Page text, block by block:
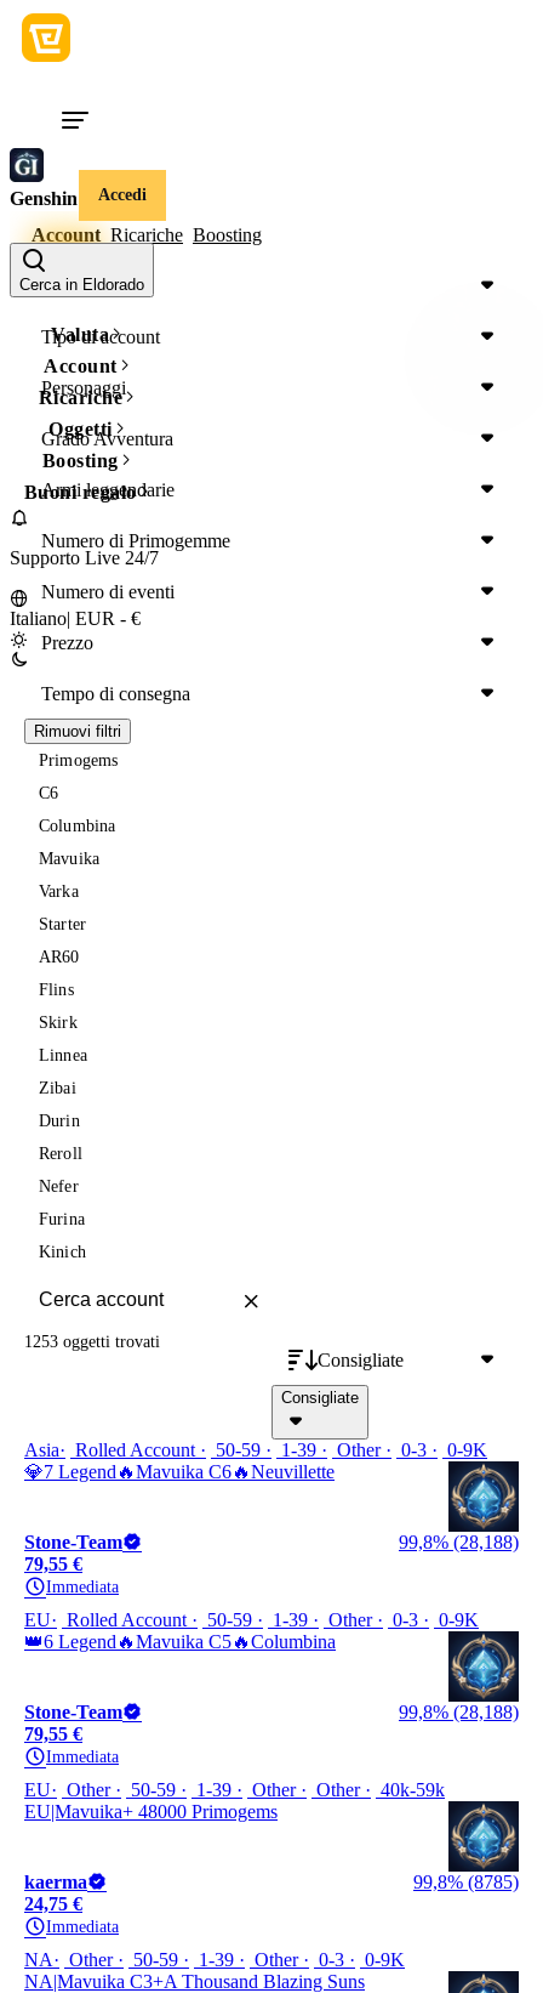
Accedi
Cerca in Eldorado
Valuta
Account
Ricariche
Oggetti
Boosting
Buoni regalo
Supporto Live 24/7
Italiano| EUR - €
Genshin Impact
Account Ricariche Boosting
Regione
Tipo di account
Personaggi
Grado Avventura
Armi leggendarie
Numero di Primogemme
Numero di eventi
Prezzo
Tempo di consegna
Rimuovi filtri
Primogems
C6
Columbina
Mavuika
Varka
Starter
AR60
Flins
Skirk
Linnea
Zibai
Durin
Reroll
Nefer
Furina
Kinich
Consigliate
Consigliate
1253 oggetti trovati
Asia Rolled Account 50-59 1-39 Other 0-3
0-9K
💎7 Legend🔥Mavuika C6🔥Neuvillette
Stone-Team
99,8% (28,188)
79,55 €
Immediata
EU Rolled Account 50-59 1-39 Other 0-3
0-9K
👑6 Legend🔥Mavuika C5🔥Columbina
Stone-Team
99,8% (28,188)
79,55 €
Immediata
EU Other 50-59 1-39 Other Other
40k-59k
EU|Mavuika+ 48000 Primogems
kaerma
99,8% (8785)
24,75 €
Immediata
NA Other 50-59 1-39 Other 0-3
0-9K
NA|Mavuika C3+A Thousand Blazing Suns